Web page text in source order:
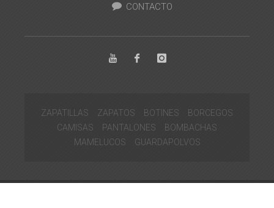
CONTACTO
ZAPATILLAS ZAPATOS BOTINES
BORCEGOS
CAMISAS
PANTALONES
BOMBACHAS
MAMELUCOS
GUARDAPOLVOS